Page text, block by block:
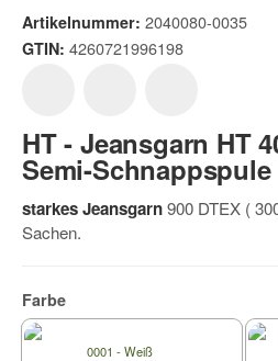
Artikelnummer: 2040080-0035
GTIN: 4260721996198
HT - Jeansgarn HT
Semi-Schnappspule
starkes Jeansgarn900 DTEX (
Sachen.
Farbe
0001 - Weiß